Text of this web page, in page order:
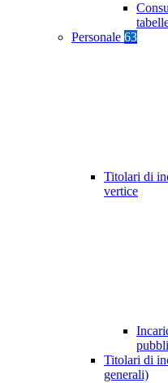
Personale 63
Titolari di
vertice
Titolari di
generali)